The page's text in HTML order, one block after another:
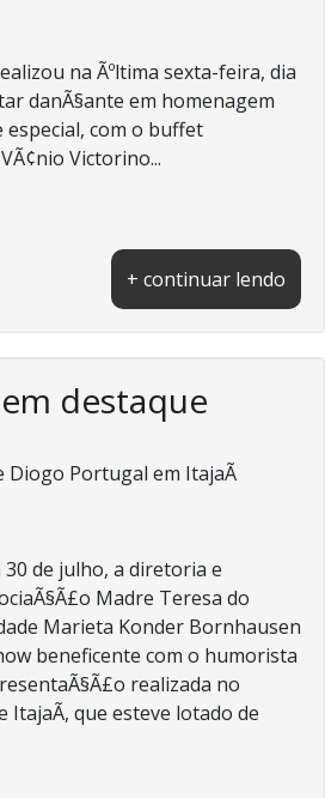
na Ãºltima sexta-feira, dia
danÃ§ante em homenagem
especial, com o buffet
Victorino...
+ continuar lendo
destaque
Diogo Portugal em ItajaÃ­
de julho, a diretoria e
Madre Teresa do
Marieta Konder Bornhausen
beneficente com o humorista
realizada no
ItajaÃ­, que esteve lotado de